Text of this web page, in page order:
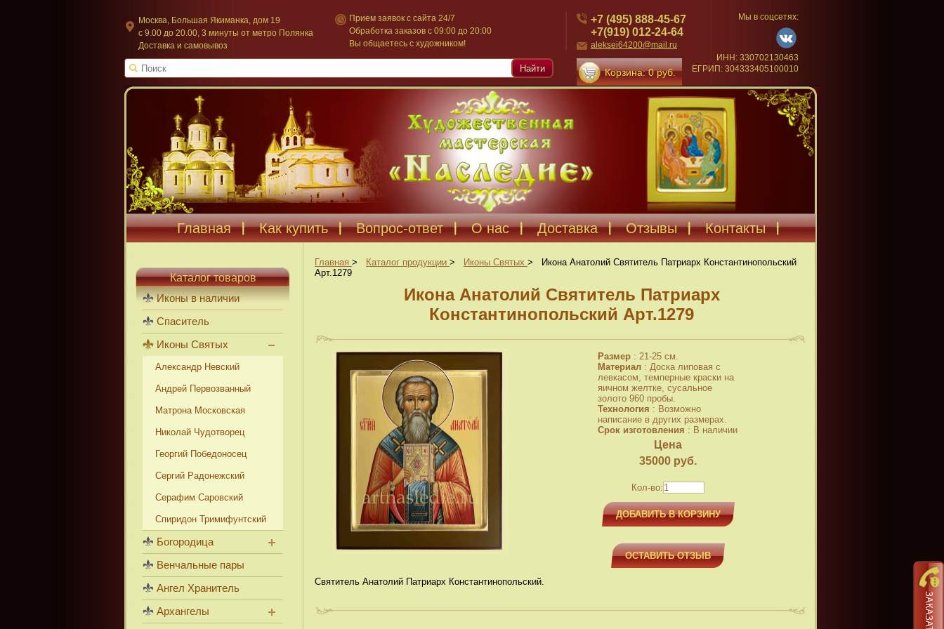
Москва, Большая Якиманка, дом 19
c 9.00 до 20.00, 3 минуты от метро Полянка
Доставка и самовывоз
Прием заявок с сайта 24/7
Обработка заказов с 09:00 до 20:00
Вы общаетесь с художником!
+7 (495) 888-45-67
+7(919) 012-24-64
aleksei64200@mail.ru
Корзина: 0 руб.
Мы в соцсетях:
ИНН: 330702130463
ЕГРИП: 304333405100010
Найти
Главная Как купить Вопрос-ответ О нас Доставка Отзывы Контакты
Главная > Каталог продукции > Иконы Святых >
Икона Анатолий Святитель Патриарх Константинопольский
Арт.1279
Икона Анатолий Святитель Патриарх
Константинопольский Арт.1279
Размер : 21-25 см.
Материал : Доска липовая с
левкасом, темперные краски на
яичном желтке, сусальное
золото 960 пробы.
Технология : Возможно
написание в других размерах.
Срок изготовления : В наличии
Цена
35000 руб.
Кол-во:
ДОБАВИТЬ В КОРЗИНУ
ОСТАВИТЬ ОТЗЫВ
Святитель Анатолий Патриарх Константинопольский.
Каталог товаров
Иконы в наличии
Спаситель
Иконы Святых
Александр Невский
Андрей Первозванный
Матрона Московская
Николай Чудотворец
Георгий Победоносец
Сергий Радонежский
Серафим Саровский
Спиридон Тримифунтский
Богородица
Венчальные пары
Ангел Хранитель
Архангелы